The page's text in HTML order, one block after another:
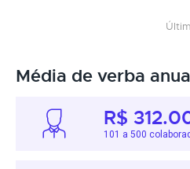
Média de verba
R$
101 a 500